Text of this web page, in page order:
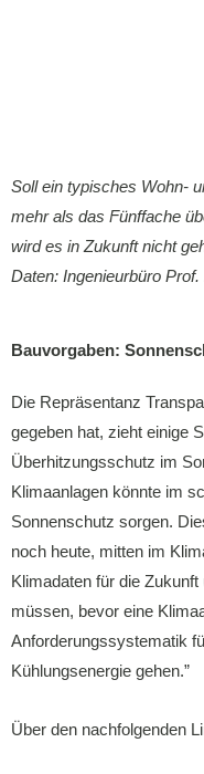
Soll ein typisches Wohn-
mehr als das Fünffache
wird es in Zukunft nicht
Daten: Ingenieurbüro
Bauvorgaben:
Die Repräsentanz
gegeben hat, zieht einige
Überhitzungsschutz im
Klimaanlagen könnte im
Sonnenschutz sorgen.
noch heute, mitten im
Klimadaten für die
müssen, bevor eine
Anforderungssystematik
Kühlungsenergie gehen.”
Über den nachfolgenden